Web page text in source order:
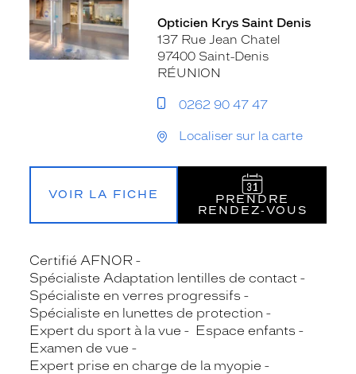
Opticien Krys Saint Denis
137 Rue Jean Chatel
97400 Saint-Denis
RÉUNION
0262 90 47 47
Localiser sur la carte
VOIR LA FICHE
PRENDRE
RENDEZ‑VOUS
Certifié AFNOR
Spécialiste Adaptation lentilles de contact
Spécialiste en verres progressifs
Spécialiste en lunettes de protection
Expert du sport à la vue
Espace enfants
Examen de vue
Expert prise en charge de la myopie